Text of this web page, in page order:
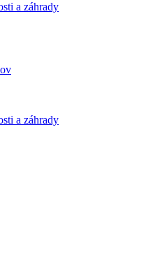
a záhrady
a záhrady